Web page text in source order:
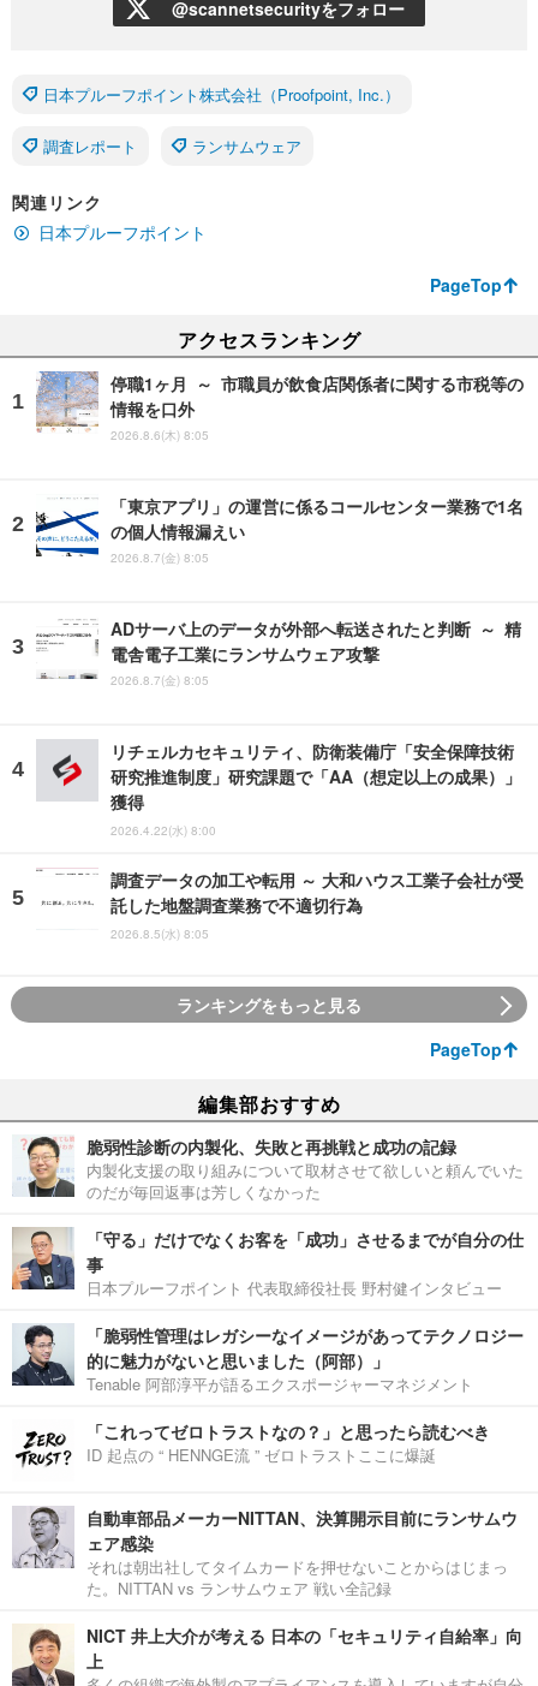
@scannetsecurityをフォロー
日本プルーフポイント株式会社（Proofpoint, Inc.）
調査レポート ランサムウェア
関連リンク
日本プルーフポイント
PageTop
アクセスランキング
停職1ヶ月 ～ 市職員が飲食店関係者に関する市税等の
情報を口外
2026.8.6(木) 8:05
「東京アプリ」の運営に係るコールセンター業務で1名
の個人情報漏えい
2026.8.7(金) 8:05
ADサーバ上のデータが外部へ転送されたと判断 ～ 精
電舎電子工業にランサムウェア攻撃
2026.8.7(金) 8:05
リチェルカセキュリティ、防衛装備庁「安全保障技術
研究推進制度」研究課題で「AA（想定以上の成果）」
獲得
2026.4.22(水) 8:00
調査データの加工や転用 ～ 大和ハウス工業子会社が受
託した地盤調査業務で不適切行為
2026.8.5(水) 8:05
ランキングをもっと見る
PageTop
編集部おすすめ
脆弱性診断の内製化、失敗と再挑戦と成功の記録
内製化支援の取り組みについて取材させて欲しいと頼んでいた
のだが毎回返事は芳しくなかった
「守る」だけでなくお客を「成功」させるまでが自分の仕
事
日本プルーフポイント 代表取締役社長 野村健インタビュー
「脆弱性管理はレガシーなイメージがあってテクノロジー
的に魅力がないと思いました（阿部）」
Tenable 阿部淳平が語るエクスポージャーマネジメント
「これってゼロトラストなの？」と思ったら読むべき
ID 起点の “ HENNGE流 ” ゼロトラストここに爆誕
自動車部品メーカーNITTAN、決算開示目前にランサムウ
ェア感染
それは朝出社してタイムカードを押せないことからはじまっ
た。NITTAN vs ランサムウェア 戦い全記録
NICT 井上大介が考える 日本の「セキュリティ自給率」向
上